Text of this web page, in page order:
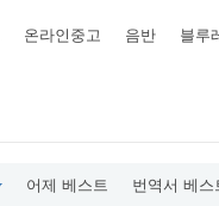
온라인중고 음반 블루
어제 베스트 번역서 베스